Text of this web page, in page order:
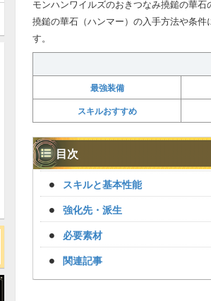
モンハンワイルズのおきつなみ撓鎚の華
撓鎚の華石（ハンマー）の入手方法や条
す。
最強装備
スキルおすすめ
目次
スキルと基本性能
強化先・派生
必要素材
関連記事